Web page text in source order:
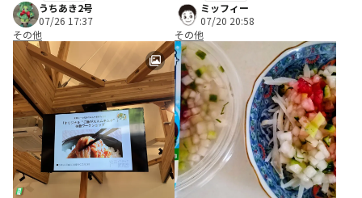
うちあき2号
07/26 17:37
その他
ミッフィー
07/20 20:58
その他